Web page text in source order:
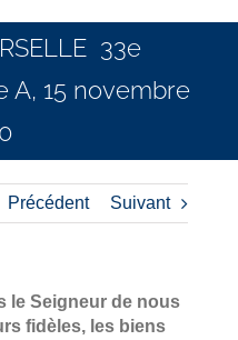
33e
A, 15 novembre
Précédent Suivant
le Seigneur de nous
fidèles, les biens